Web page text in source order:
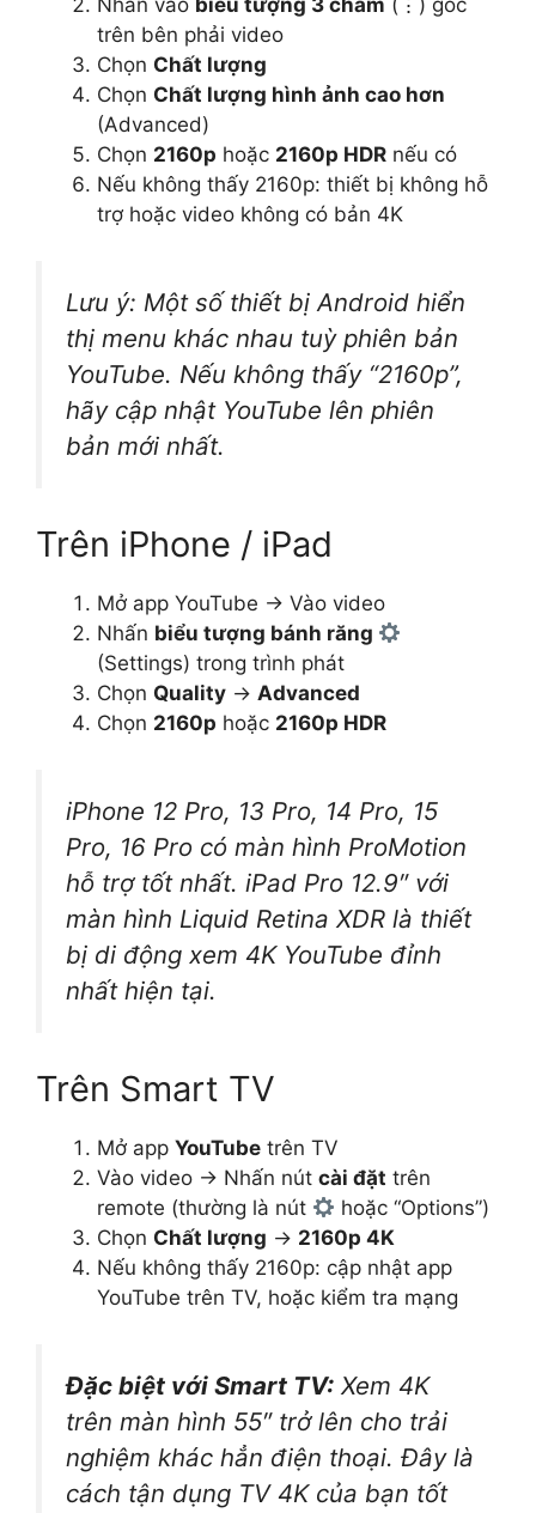
Nhấn vào biểu tượng 3 chấm (⋮) góc
trên bên phải video
Chọn Chất lượng
Chọn Chất lượng hình ảnh cao hơn
(Advanced)
Chọn 2160p hoặc 2160p HDR nếu có
Nếu không thấy 2160p: thiết bị không hỗ
trợ hoặc video không có bản 4K
Lưu ý: Một số thiết bị Android hiển
thị menu khác nhau tuỳ phiên bản
YouTube. Nếu không thấy “2160p”,
hãy cập nhật YouTube lên phiên
bản mới nhất.
Trên iPhone / iPad
Mở app YouTube → Vào video
Nhấn biểu tượng bánh răng
(Settings) trong trình phát
Chọn Quality → Advanced
Chọn 2160p hoặc 2160p HDR
iPhone 12 Pro, 13 Pro, 14 Pro, 15
Pro, 16 Pro có màn hình ProMotion
hỗ trợ tốt nhất. iPad Pro 12.9″ với
màn hình Liquid Retina XDR là thiết
bị di động xem 4K YouTube đỉnh
nhất hiện tại.
Trên Smart TV
Mở app YouTube trên TV
Vào video → Nhấn nút cài đặt trên
remote (thường là nút
hoặc “Options”)
Chọn Chất lượng → 2160p 4K
Nếu không thấy 2160p: cập nhật app
YouTube trên TV, hoặc kiểm tra mạng
Đặc biệt với Smart TV: Xem 4K
trên màn hình 55″ trở lên cho trải
nghiệm khác hẳn điện thoại. Đây là
cách tận dụng TV 4K của bạn tốt